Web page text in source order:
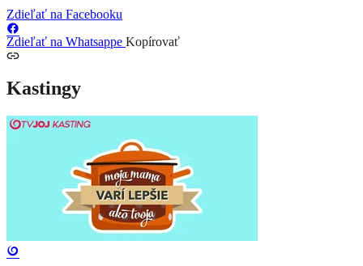
Zdieľať na Facebooku
Zdieľať na Whatsappe Kopírovať
Kastingy